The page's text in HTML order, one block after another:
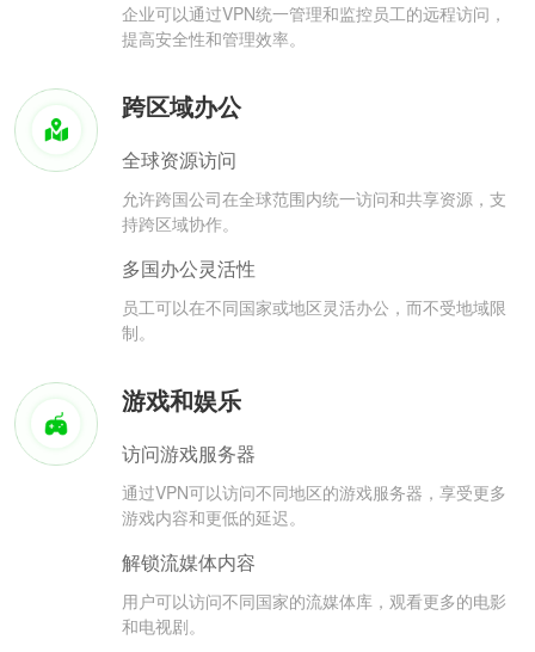
企业可以通过VPN统一管理和监控员工的远程访问，
提高安全性和管理效率。
跨区域办公
全球资源访问
允许跨国公司在全球范围内统一访问和共享资源，支
持跨区域协作。
多国办公灵活性
员工可以在不同国家或地区灵活办公，而不受地域限
制。
游戏和娱乐
访问游戏服务器
通过VPN可以访问不同地区的游戏服务器，享受更多
游戏内容和更低的延迟。
解锁流媒体内容
用户可以访问不同国家的流媒体库，观看更多的电影
和电视剧。